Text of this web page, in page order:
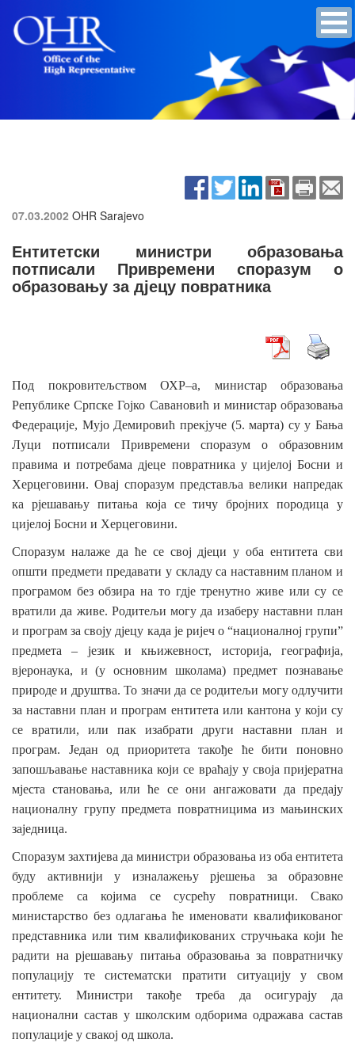
07.03.2002 OHR Sarajevo
Ентитетски министри образовања
потписали Привремени споразум о
образовању за дјецу повратника
Под покровитељством ОХР–а, министар
образовања
Републике Српске Гојко Савановић и министар образовања
Федерације, Мујо Демировић прекјуче(5.марта) су у Бања
Луци
потписали Привремени споразум о
образовним
правима и потребама дјеце повратника у цијелој Босни и
Херцеговини. Овај споразум представља велики напредак
ка
рјешавању питања која се тичу бројних породица
у
цијелој Босни и Херцеговини.
Споразум налаже да ће се свој дјеци у оба ентитета сви
општи предмети предавати у складу са наставним планом и
програмом без обзира на то гдје тренутно живе или су се
вратили да живе. Родитељи могу да изаберу наставни план
и програм за своју дјецу када је ријеч о“националној групи”
предмета – језик и књижевност, историја,географија,
вјеронаука, и (у основним школама)предмет познавање
природе и друштва.То значи да се родитељи могу одлучити
за наставни план и програм ентитета или кантона у који су
се
вратили, или пак изабрати други наставни план
и
програм. Један од приоритета такође ће бити
поновно
запошљавање наставника који се враћају у своја пријератна
мјеста становања,или ће се они ангажовати да предају
националну групу предмета повратницима из мањинских
заједница.
Споразум захтијева да министри образовања из оба ентитета
буду
активнији у изналажењу рјешења за
образовне
проблеме
са којима се сусрећу повратници. Свако
министарство без одлагања ће именовати квалификованог
представника или тим квалификованих стручњака који ће
радити на рјешавању питања образовања за повратничку
популацију
те систематски пратити ситуацију у
свом
ентитету. Министри такође треба да осигурају
да
национални састав у школским одборима одражава састав
популације у свакој од школа.